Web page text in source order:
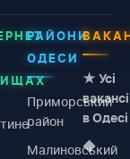
РАЙОНИ
ОДЕСИ
Приморський
район
Малиновський
★ Усі
в Одесі
◆